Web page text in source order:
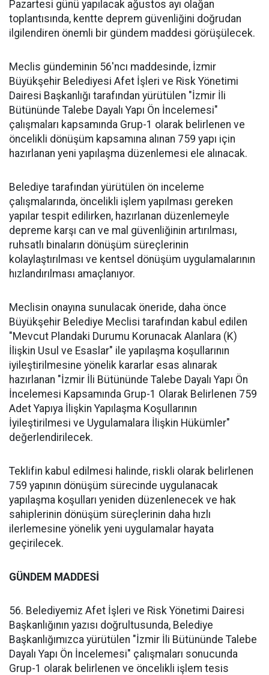
Pazartesi günü yapılacak ağustos ayı olağan
toplantısında, kentte deprem güvenliğini doğrudan
ilgilendiren önemli bir gündem maddesi görüşülecek.
Meclis gündeminin 56'ncı maddesinde, İzmir
Büyükşehir Belediyesi Afet İşleri ve Risk Yönetimi
Dairesi Başkanlığı tarafından yürütülen "İzmir İli
Bütününde Talebe Dayalı Yapı Ön İncelemesi"
çalışmaları kapsamında Grup-1 olarak belirlenen ve
öncelikli dönüşüm kapsamına alınan 759 yapı için
hazırlanan yeni yapılaşma düzenlemesi ele alınacak.
Belediye tarafından yürütülen ön inceleme
çalışmalarında, öncelikli işlem yapılması gereken
yapılar tespit edilirken, hazırlanan düzenlemeyle
depreme karşı can ve mal güvenliğinin artırılması,
ruhsatlı binaların dönüşüm süreçlerinin
kolaylaştırılması ve kentsel dönüşüm uygulamalarının
hızlandırılması amaçlanıyor.
Meclisin onayına sunulacak öneride, daha önce
Büyükşehir Belediye Meclisi tarafından kabul edilen
"Mevcut Plandaki Durumu Korunacak Alanlara (K)
İlişkin Usul ve Esaslar" ile yapılaşma koşullarının
iyileştirilmesine yönelik kararlar esas alınarak
hazırlanan "İzmir İli Bütününde Talebe Dayalı Yapı Ön
İncelemesi Kapsamında Grup-1 Olarak Belirlenen 759
Adet Yapıya İlişkin Yapılaşma Koşullarının
İyileştirilmesi ve Uygulamalara İlişkin Hükümler"
değerlendirilecek.
Teklifin kabul edilmesi halinde, riskli olarak belirlenen
759 yapının dönüşüm sürecinde uygulanacak
yapılaşma koşulları yeniden düzenlenecek ve hak
sahiplerinin dönüşüm süreçlerinin daha hızlı
ilerlemesine yönelik yeni uygulamalar hayata
geçirilecek.
GÜNDEM MADDESİ
56. Belediyemiz Afet İşleri ve Risk Yönetimi Dairesi
Başkanlığının yazısı doğrultusunda, Belediye
Başkanlığımızca yürütülen "İzmir İli Bütününde Talebe
Dayalı Yapı Ön İncelemesi" çalışmaları sonucunda
Grup-1 olarak belirlenen ve öncelikli işlem tesis